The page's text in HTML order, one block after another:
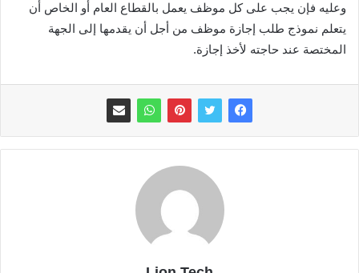
وعليه فإن يجب على كل موظف يعمل بالقطاع العام أو الخاص أن
يتعلم نموذج طلب إجازة موظف من أجل أن يقدمها إلى الجهة
المختصة عند حاجته لأخذ إجازة.